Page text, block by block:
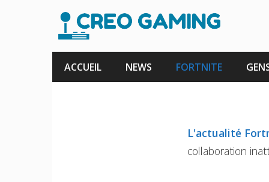
contenu
ACCUEIL NEWS FORTNITE
L'actualité
collaboration